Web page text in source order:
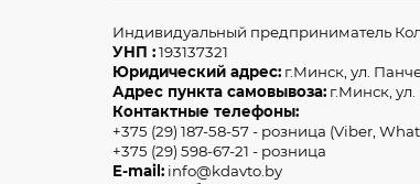
Индивидуальный предприниматель
УНП :193137321
Юридический адрес: г.Минск, ул.
Адрес пункта самовывоза: г.Минск,
Контактные телефоны:
+375 (29) 187-58-57 - розница (Viber,
+375 (29) 598-67-21 - розница
E-mail: info@kdavto.by